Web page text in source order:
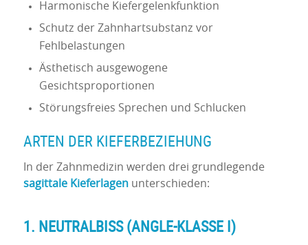
Harmonische Kiefergelenkfunktion
Schutz der Zahnhartsubstanz vor
Fehlbelastungen
Ästhetisch ausgewogene
Gesichtsproportionen
Störungsfreies Sprechen und Schlucken
ARTEN DER KIEFERBEZIEHUNG
In der Zahnmedizin werden drei grundlegende
sagittale Kieferlagenunterschieden:
1. NEUTRALBISS (ANGLE-KLASSE I)